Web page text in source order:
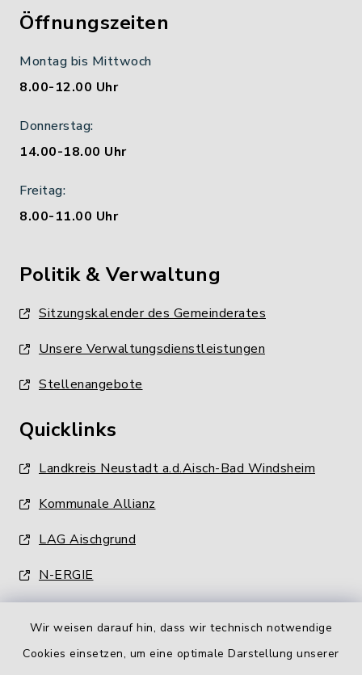
Wir weisen darauf hin, dass wir technisch notwendige
Cookies einsetzen, um eine optimale Darstellung unserer
Öffnungszeiten
Montag bis Mittwoch
8.00-12.00 Uhr
Donnerstag:
14.00-18.00 Uhr
Freitag:
8.00-11.00 Uhr
Politik & Verwaltung
Sitzungskalender des Gemeinderates
Unsere Verwaltungsdienstleistungen
Stellenangebote
Quicklinks
Landkreis Neustadt a.d.Aisch-Bad Windsheim
Kommunale Allianz
LAG Aischgrund
N-ERGIE